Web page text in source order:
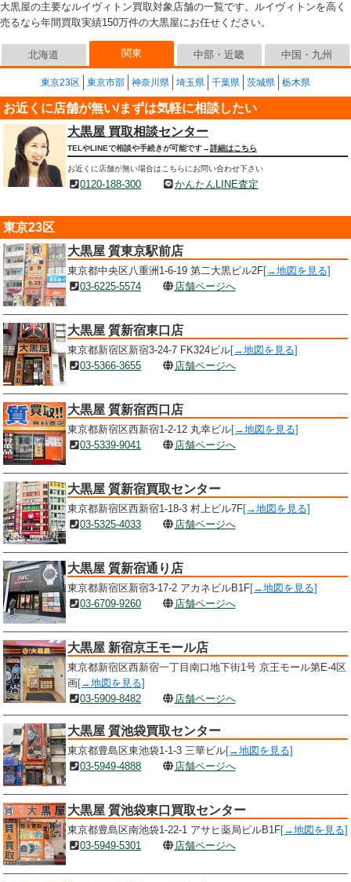
大黒屋の主要なルイヴィトン買取対象店舗の一覧です。ルイヴィトンを高く
売るなら年間買取実績150万件の大黒屋にお任せください。
北海道 関東 中部・近畿 中国・九州
東京23区 東京市部 神奈川県 埼玉県 千葉県 茨城県 栃木県
お近くに店舗が無い/まずは気軽に相談したい
大黒屋 買取相談センター
TELやLINEで相談や手続きが可能です→詳細はこちら
お近くに店舗が無い場合はこちらにお問い合わせ下さい
0120-188-300 かんたんLINE査定
東京23区
大黒屋 質東京駅前店
東京都中央区八重洲1-6-19 第二大黒ビル2F[→地図を見る]
03-6225-5574
店舗ページへ
大黒屋 質新宿東口店
東京都新宿区新宿3-24-7 FK324ビル[→地図を見る]
03-5366-3655
店舗ページへ
大黒屋 質新宿西口店
東京都新宿区西新宿1-2-12 丸幸ビル[→地図を見る]
03-5339-9041
店舗ページへ
大黒屋 質新宿買取センター
東京都新宿区西新宿1-18-3 村上ビル7F[→地図を見る]
03-5325-4033
店舗ページへ
大黒屋 質新宿通り店
東京都新宿区新宿3-17-2 アカネビルB1F[→地図を見る]
03-6709-9260
店舗ページへ
大黒屋 新宿京王モール店
東京都新宿区西新宿一丁目南口地下街1号 京王モール第E-4区
画[→地図を見る]
03-5909-8482
店舗ページへ
大黒屋 質池袋買取センター
東京都豊島区東池袋1-1-3 三華ビル[→地図を見る]
03-5949-4888
店舗ページへ
大黒屋 質池袋東口買取センター
東京都豊島区南池袋1-22-1 アサヒ薬局ビルB1F[→地図を見る]
03-5949-5301
店舗ページへ